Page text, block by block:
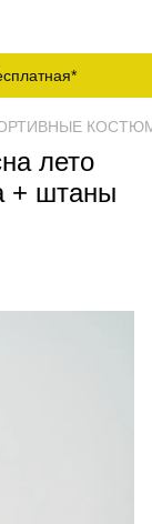
лето
+ штаны